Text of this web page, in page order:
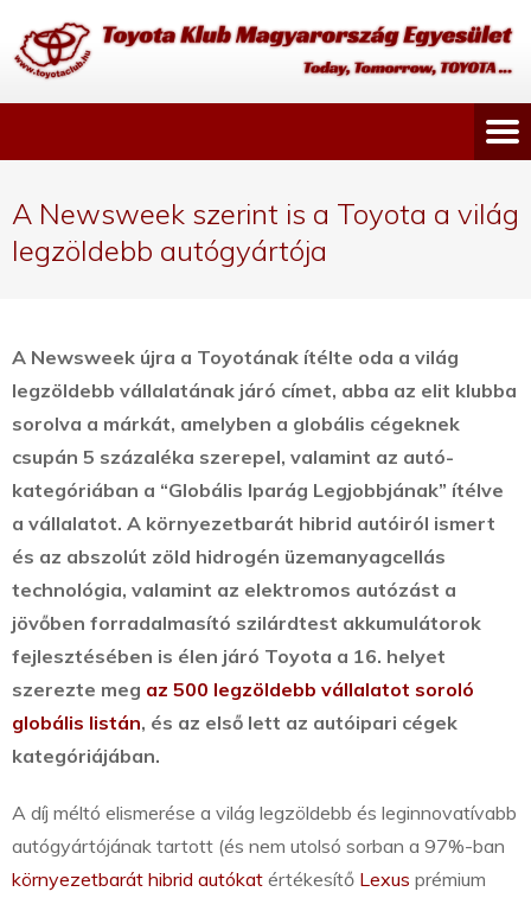
A Newsweek szerint is a Toyota a világ
legzöldebb autógyártója
A Newsweek újra a Toyotának ítélte oda a világ
legzöldebb vállalatának járó címet, abba az elit klubba
sorolva a márkát, amelyben a globális cégeknek
csupán 5 százaléka szerepel, valamint az autó-
kategóriában a “Globális Iparág Legjobbjának” ítélve
a vállalatot. A környezetbarát hibrid autóiról ismert
és az abszolút zöld hidrogén üzemanyagcellás
technológia, valamint az elektromos autózást a
jövőben forradalmasító szilárdtest akkumulátorok
fejlesztésében is élen járó Toyota a 16. helyet
szerezte meg az 500 legzöldebb vállalatot soroló
globális listán, és az első lett az autóipari cégek
kategóriájában.
A díj méltó elismerése a világ legzöldebb és leginnovatívabb
autógyártójának tartott (és nem utolsó sorban a 97%-ban
környezetbarát hibrid autókat értékesítő Lexus prémium